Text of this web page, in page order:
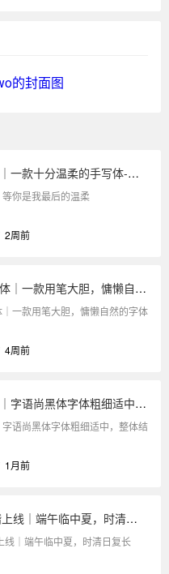
字语字库｜一款十分温柔的手写体-等你是我最后的温柔
你是我最后的温柔
2周前
字语俊隶体｜一款用笔大胆，慵懒自然的字体
一款用笔大胆，慵懒自然的字体
4周前
新字上线｜字语尚黑体字体粗细适中，整体结构偏瘦高
语尚黑体字体粗细适中，整体结
1月前
Aa湘君楷上线｜端午临中夏，时清日复长
线｜端午临中夏，时清日复长